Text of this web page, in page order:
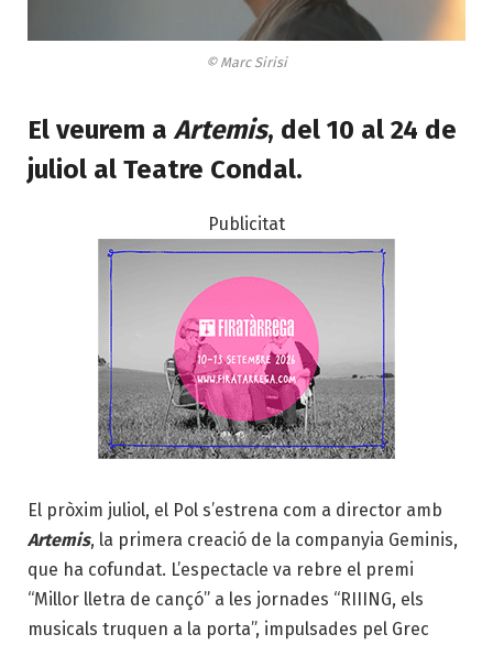
© Marc Sirisi
El veurem a Artemis, del 10 al 24 de
juliol al Teatre Condal.
Publicitat
El pròxim juliol, el Pol s’estrena com a director amb
Artemis, la primera creació de la companyia Geminis,
que ha cofundat. L’espectacle va rebre el premi
“Millor lletra de cançó” a les jornades “RIIING, els
musicals truquen a la porta”, impulsades pel Grec